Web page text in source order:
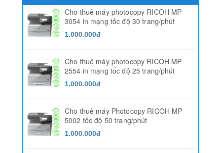
Cho thuê máy photocopy RICOH MP
3054 in mạng tốc độ 30 trang/phút
1.000.000đ
Cho thuê máy photocopy RICOH MP
2554 in mạng tốc độ 25 trang/phút
1.000.000đ
Cho thuê máy Photocopy RICOH MP
5002 tốc độ 50 trang/phút
1.000.000đ